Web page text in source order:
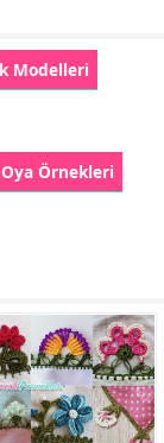
Modelleri
Oya Örnekleri